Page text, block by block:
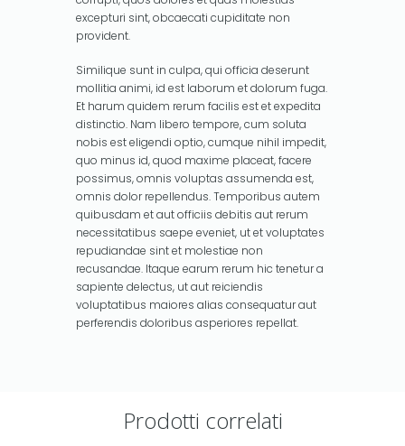
excepturi sint, obcaecati cupiditate non
provident.
Similique sunt in culpa, qui officia deserunt
mollitia animi, id est laborum et dolorum fuga.
Et harum quidem rerum facilis est et expedita
distinctio. Nam libero tempore, cum soluta
nobis est eligendi optio, cumque nihil impedit,
quo minus id, quod maxime placeat, facere
possimus, omnis voluptas assumenda est,
omnis dolor repellendus. Temporibus autem
quibusdam et aut officiis debitis aut rerum
necessitatibus saepe eveniet, ut et voluptates
repudiandae sint et molestiae non
recusandae. Itaque earum rerum hic tenetur a
sapiente delectus, ut aut reiciendis
voluptatibus maiores alias consequatur aut
perferendis doloribus asperiores repellat.
Prodotti correlati